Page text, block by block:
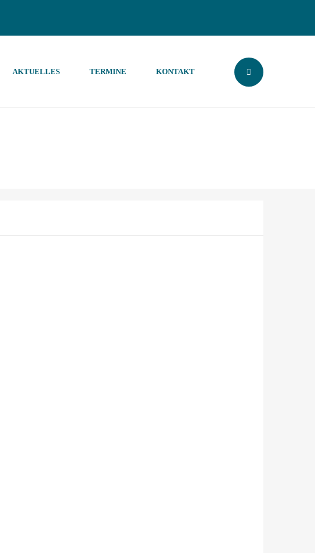
AKTUELLES TERMINE KONTAKT